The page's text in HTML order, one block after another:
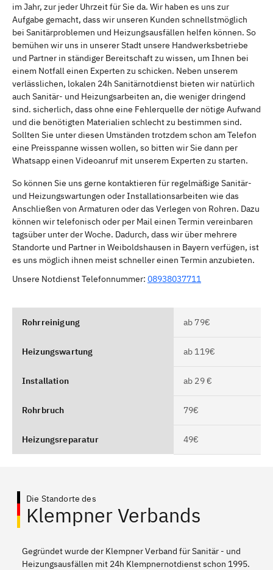
im Jahr, zur jeder Uhrzeit für Sie da. Wir haben es uns zur
Aufgabe gemacht, dass wir unseren Kunden schnellstmöglich
bei Sanitärproblemen und Heizungsausfällen helfen können. So
bemühen wir uns in unserer Stadt unsere Handwerksbetriebe
und Partner in ständiger Bereitschaft zu wissen, um Ihnen bei
einem Notfall einen Experten zu schicken. Neben unserem
verlässlichen, lokalen 24h Sanitärnotdienst bieten wir natürlich
auch Sanitär- und Heizungsarbeiten an, die weniger dringend
sind. sicherlich, dass ohne eine Fehlerquelle der nötige Aufwand
und die benötigten Materialien schlecht zu bestimmen sind.
Sollten Sie unter diesen Umständen trotzdem schon am Telefon
eine Preisspanne wissen wollen, so bitten wir Sie dann per
Whatsapp einen Videoanruf mit unserem Experten zu starten.
So können Sie uns gerne kontaktieren für regelmäßige Sanitär-
und Heizungswartungen oder Installationsarbeiten wie das
Anschließen von Armaturen oder das Verlegen von Rohren. Dazu
können wir telefonisch oder per Mail einen Termin vereinbaren
tagsüber unter der Woche. Dadurch, dass wir über mehrere
Standorte und Partner in Weiboldshausen in Bayern verfügen, ist
es uns möglich ihnen meist schneller einen Termin anzubieten.
Unsere Notdienst Telefonnummer: 08938037711
Rohrreinigung ab 79€
Heizungswartung ab 119€
Installation ab 29 €
Rohrbruch 79€
Heizungsreparatur 49€
Die Standorte des
Klempner Verbands
Gegründet wurde der Klempner Verband für Sanitär - und
Heizungsausfällen mit 24h Klempnernotdienst schon 1995.